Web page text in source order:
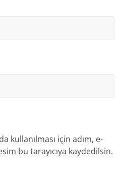
kullanılması için adım, e-
bu tarayıcıya kaydedilsin.